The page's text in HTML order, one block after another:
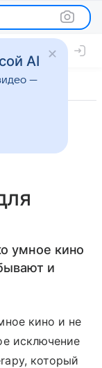
умное кино
и
кино и не
исключение
который
AI
—